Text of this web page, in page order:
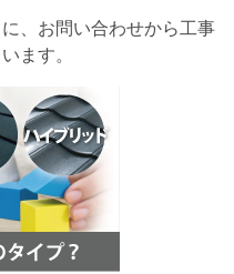
、お問い合わせから工事
ます。